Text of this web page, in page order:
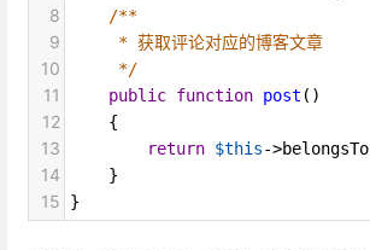
8 /**
9 * 获取评论对应的博客文章
10 */
11 public function post ()
12
    {
13 return $this->belongsTo
14
    }
15 }